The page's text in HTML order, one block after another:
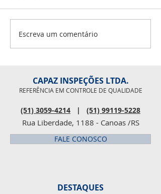
Mercopar 2019
Escreva um comentário
CAPAZ INSPEÇÕES LTDA.
REFERÊNCIA EM CONTROLE DE QUALIDADE
(51) 3059-4214 | (51) 99119-5228
Rua Liberdade, 1188 - Canoas /RS
FALE CONOSCO
DESTAQUES